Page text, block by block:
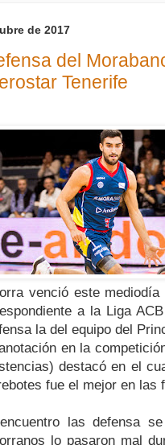
de 2017
del
Tenerife
venció este
a la Liga
la del equipo del
en la
destacó en el
fue el mejor en las
las defensa
lo pasaron mal